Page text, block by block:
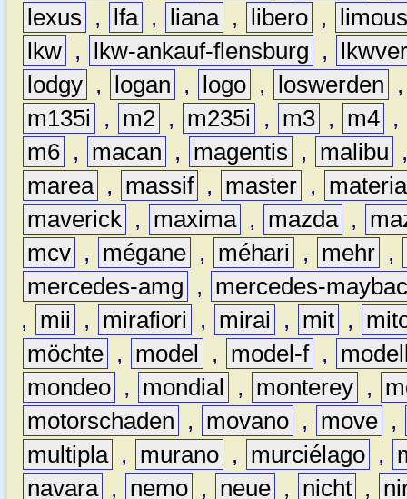
lexus
, lfa , liana , libero ,
lkw , lkw-ankauf-flensburg ,
lodgy , logan , logo , loswerden
m135i
, m2 , m235i , m3 , m4 ,
m6 , macan , magentis , malibu
marea , massif , master ,
materia
maverick , maxima , mazda ,
mcv , mégane , méhari , mehr ,
mercedes-amg
,
mercedes-
,
mii , mirafiori , mirai , mit ,
möchte , model , model-f ,
mondeo , mondial , monterey ,
motorschaden
, movano , move ,
multipla , murano , murciélago ,
navara , nemo , neue , nicht ,